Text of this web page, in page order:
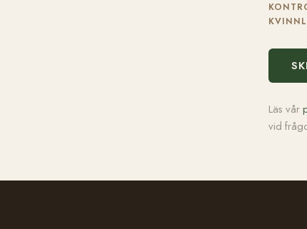
Läs vår
vid